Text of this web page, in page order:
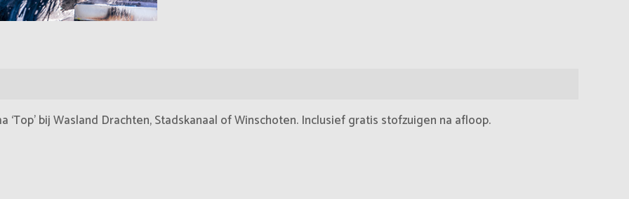
bij Wasland Drachten, Stadskanaal of Winschoten. Inclusief gratis stofzuigen na afloop.